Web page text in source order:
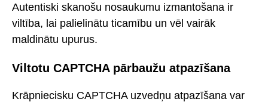
Autentiski skanošu nosaukumu izmantošana ir
viltība, lai palielinātu ticamību un vēl vairāk
maldinātu upurus.
Viltotu CAPTCHA pārbaužu atpazīšana
Krāpniecisku CAPTCHA uzvedņu atpazīšana var